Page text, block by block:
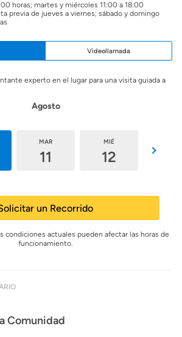
horas; martes y miércoles 11:00 a 18:00
previa de jueves a viernes; sábado y domingo
Videollamada
experto en el lugar para una visita guiada a
Agosto
MAR
11
MIÉ
12
un Recorrido
condiciones actuales pueden afectar las horas de
funcionamiento.
Comunidad